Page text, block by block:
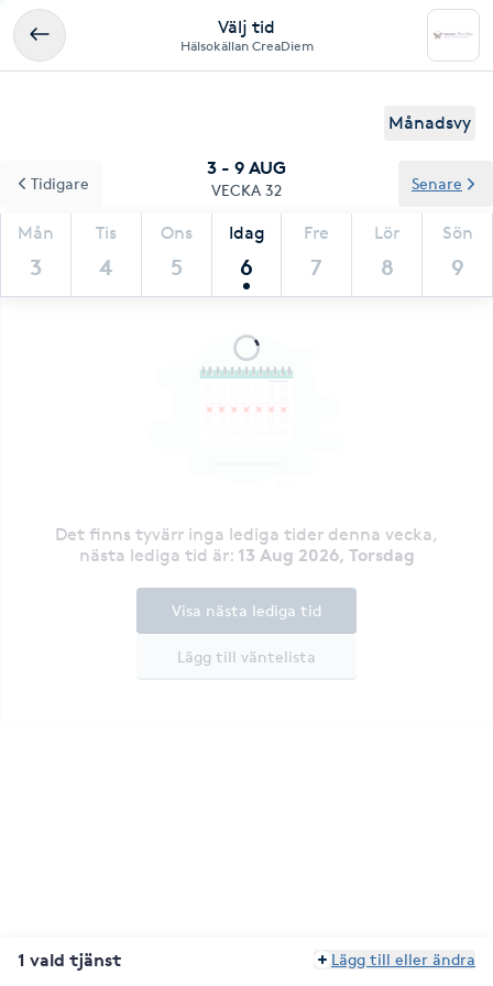
Välj tid
Hälsokällan CreaDiem
Månadsvy
3 - 9 AUG
VECKA 32
Mån
3
Tis
4
Ons
5
Idag
6
Fre
7
Lör
8
Sön
9
Tidigare Senare
Det finns tyvärr inga lediga tider denna vecka,
nästa lediga tid är: 13 Aug 2026, Torsdag
Lägg till väntelista
Visa nästa lediga tid
1 vald tjänst Lägg till eller ändra